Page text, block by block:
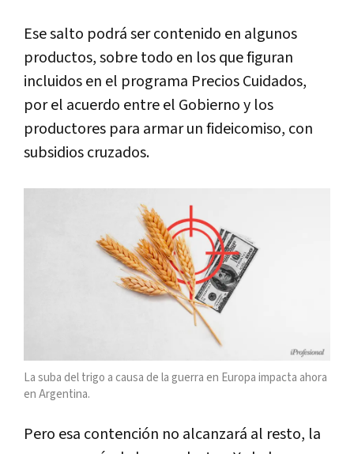
Ese salto podrá ser contenido en algunos
productos, sobre todo en los que figuran
incluidos en el programa Precios Cuidados,
por el acuerdo entre el Gobierno y los
productores para armar un fideicomiso, con
subsidios cruzados.
La suba del trigo a causa de la guerra en Europa impacta ahora
en Argentina.
Pero esa contención no alcanzará al resto, la